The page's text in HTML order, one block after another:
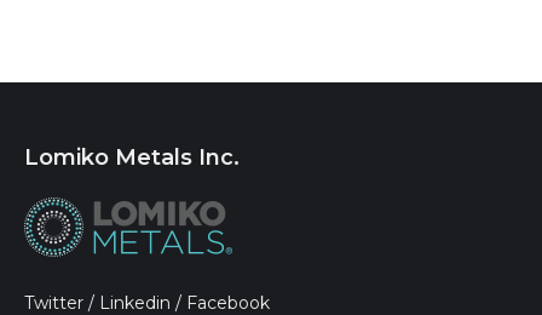
Lomiko Metals Inc.
Twitter / Linkedin / Facebook